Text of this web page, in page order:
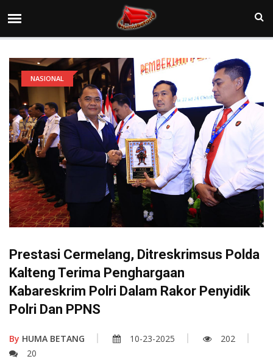
NASIONAL
Prestasi Cermelang, Ditreskrimsus Polda
Kalteng Terima Penghargaan
Kabareskrim Polri Dalam Rakor Penyidik
Polri Dan PPNS
By HUMA BETANG 10-23-2025
202
20